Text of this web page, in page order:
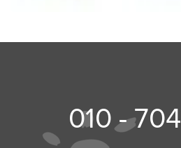
010 -